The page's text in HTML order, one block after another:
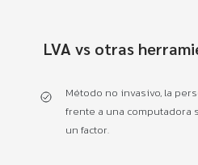
LVA vs otras
Método no invasivo, la
frente a una computadora
un factor.